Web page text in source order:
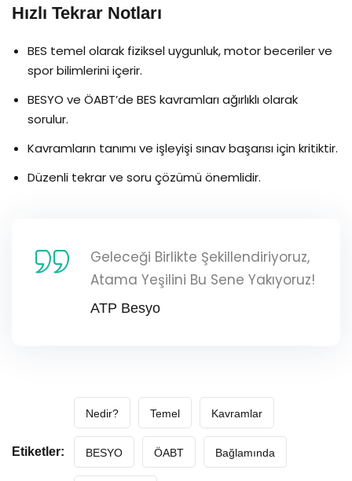
Hızlı Tekrar Notları
BES temel olarak fiziksel uygunluk, motor beceriler ve
spor bilimlerini içerir.
BESYO ve ÖABT’de BES kavramları ağırlıklı olarak
sorulur.
Kavramların tanımı ve işleyişi sınav başarısı için kritiktir.
Düzenli tekrar ve soru çözümü önemlidir.
Geleceği Birlikte Şekillendiriyoruz,
Atama Yeşilini Bu Sene Yakıyoruz!
ATP Besyo
Etiketler:
Nedir? Temel Kavramlar
BESYO ÖABT Bağlamında